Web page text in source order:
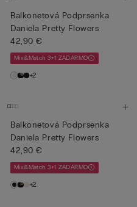
Balkonetová Podprsenka
Daniela Pretty Flowers
42,90 €
Mix&Match 3+1 ZADARMO
+2
Balkonetová Podprsenka
Daniela Pretty Flowers
42,90 €
Mix&Match 3+1 ZADARMO
+2